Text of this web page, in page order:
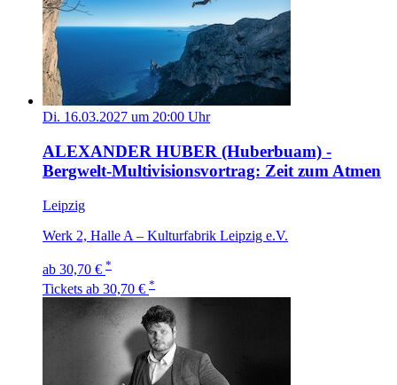
Di. 16.03.2027 um 20:00 Uhr
ALEXANDER HUBER (Huberbuam) -
Bergwelt-Multivisionsvortrag: Zeit zum Atmen
Leipzig
Werk 2, Halle A – Kulturfabrik Leipzig e.V.
ab 30,70 € *
Tickets ab 30,70 € *